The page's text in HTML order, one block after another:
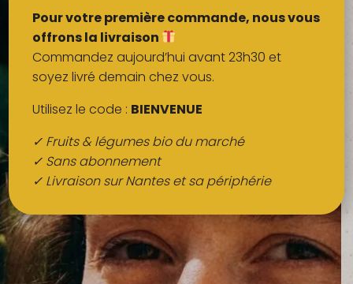
Boulangerie
Crémerie
Poissons
Épicerie sucrée
Épices
Boissons
QUI SOMMES-NOUS ?
Pour votre première commande, nous vous
offrons la livraison
Commandez aujourd’hui avant 23h30 et
soyez livré demain chez vous.
Utilisez le code : BIENVENUE
✓ Fruits & légumes bio du marché
✓ Sans abonnement
✓ Livraison sur Nantes et sa périphérie